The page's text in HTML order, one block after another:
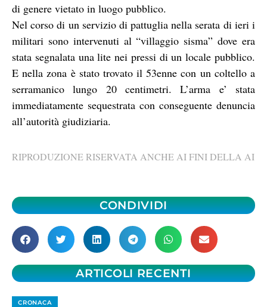
di genere vietato in luogo pubblico.
Nel corso di un servizio di pattuglia nella serata di ieri i
militari sono intervenuti al “villaggio sisma” dove era
stata segnalata una lite nei pressi di un locale pubblico.
E nella zona è stato trovato il 53enne con un coltello a
serramanico lungo 20 centimetri. L’arma e’ stata
immediatamente sequestrata con conseguente denuncia
all’autorità giudiziaria.
RIPRODUZIONE RISERVATA ANCHE AI FINI DELLA AI
CONDIVIDI
ARTICOLI RECENTI
CRONACA